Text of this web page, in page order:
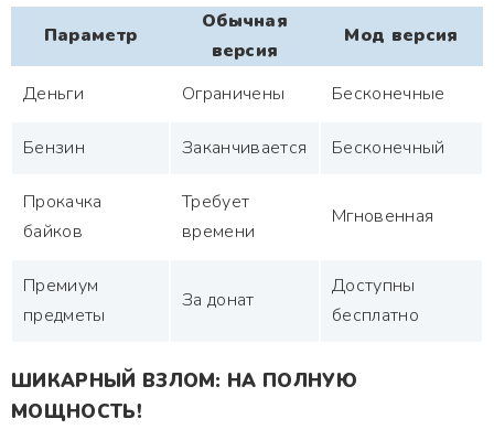
Параметр
Обычная
версия
Мод версия
Деньги Ограничены Бесконечные
Бензин Заканчивается Бесконечный
Прокачка
байков
Требует
времени
Мгновенная
Премиум
предметы
За донат
Доступны
бесплатно
ШИКАРНЫЙ ВЗЛОМ: НА ПОЛНУЮ
МОЩНОСТЬ!